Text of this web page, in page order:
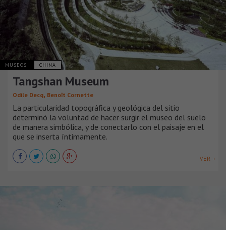
MUSEOS CHINA
Tangshan Museum
Odile Decq, Benoît Cornette
La particularidad topográfica y geológica del sitio
determinó la voluntad de hacer surgir el museo del suelo
de manera simbólica, y de conectarlo con el paisaje en el
que se inserta íntimamente.
VER +